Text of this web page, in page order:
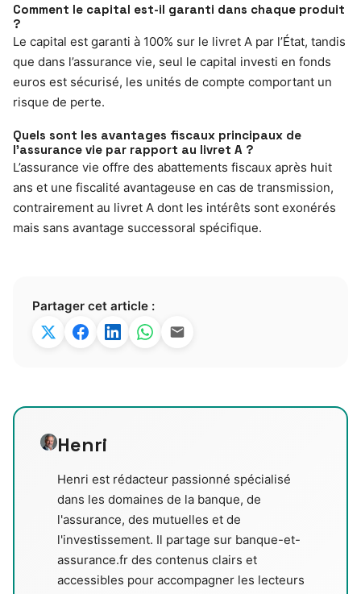
Comment le capital est-il garanti dans chaque produit
?
Le capital est garanti à 100% sur le livret A par l’État, tandis
que dans l’assurance vie, seul le capital investi en fonds
euros est sécurisé, les unités de compte comportant un
risque de perte.
Quels sont les avantages fiscaux principaux de
l’assurance vie par rapport au livret A ?
L’assurance vie offre des abattements fiscaux après huit
ans et une fiscalité avantageuse en cas de transmission,
contrairement au livret A dont les intérêts sont exonérés
mais sans avantage successoral spécifique.
Partager cet article :
Henri
Henri est rédacteur passionné spécialisé
dans les domaines de la banque, de
l'assurance, des mutuelles et de
l'investissement. Il partage sur banque-et-
assurance.fr des contenus clairs et
accessibles pour accompagner les lecteurs